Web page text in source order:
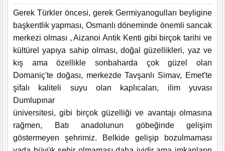
Gerek Türkler öncesi, gerek Germiyanogulları beyligine
başkentlik yapması, Osmanlı döneminde önemli sancak
merkezi olması , Aizanoi Antik Kenti gibi birçok tarihi ve
kültürel yapıya sahip olması, doğal güzellikleri, yaz ve
kış ama özellikle sonbaharda çok güzel olan
Domaniç'te doğası, merkezde Tavşanlı Simav, Emet'te
şifalı kaliteli suyu olan kaplıcaları, ilim yuvası
Dumlupınar
üniversitesi, gibi birçok güzelliği ve avantajı olmasına
rağmen, Batı anadolunun göbeğinde gelişim
göstermeyen şehrimiz. Belkide gelişip bozulmaması